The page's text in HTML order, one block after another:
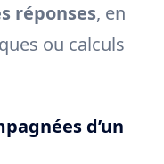
réponses, en
ou calculs
d’un